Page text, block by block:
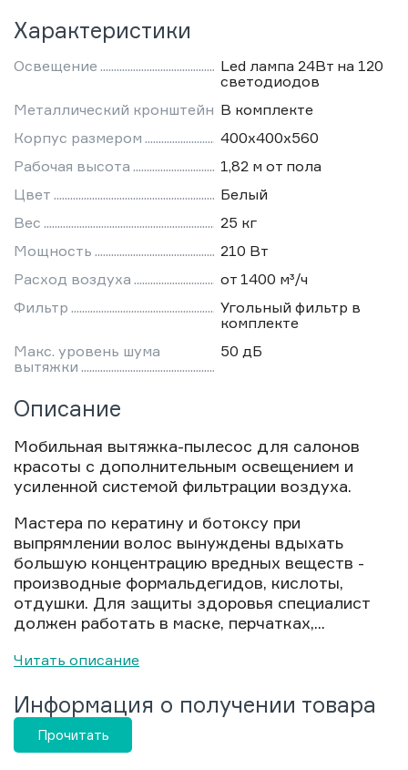
Характеристики
Освещение
Led лампа 24Вт на 120
светодиодов
Металлический кронштейн В комплекте
Корпус размером
400х400х560
Рабочая высота
1,82 м от пола
Цвет
Белый
Вес
25 кг
Мощность
210 Вт
Расход воздуха
от 1400 м³/ч
Фильтр
Угольный фильтр в
комплекте
Макс. уровень шума
вытяжки
50 дБ
Описание
Мобильная вытяжка-пылесос для салонов
красоты с дополнительным освещением и
усиленной системой фильтрации воздуха.
Мастера по кератину и ботоксу при
выпрямлении волос вынуждены вдыхать
большую концентрацию вредных веществ -
производные формальдегидов, кислоты,
отдушки. Для защиты здоровья специалист
должен работать в маске, перчатках,...
Читать описание
Информация о получении товара
Прочитать